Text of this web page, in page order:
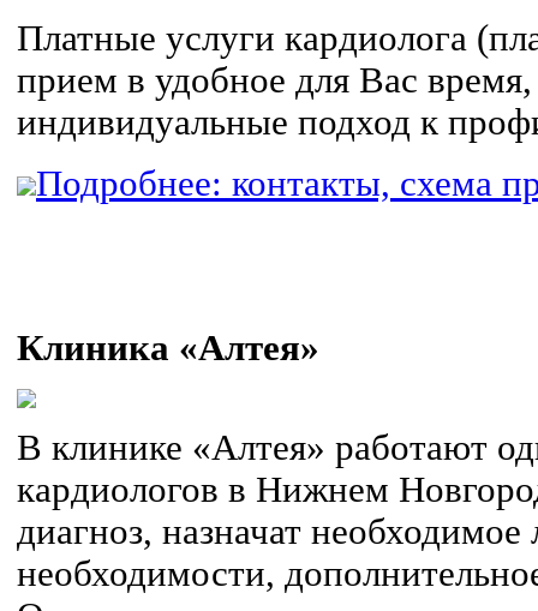
Платные услуги кардиолога
прием в удобное для Вас время,
индивидуальные подход к
Подробнее: контакты, схема
Клиника «Алтея»
В клинике «Алтея» работают
кардиологов в Нижнем
диагноз, назначат
необходимости,